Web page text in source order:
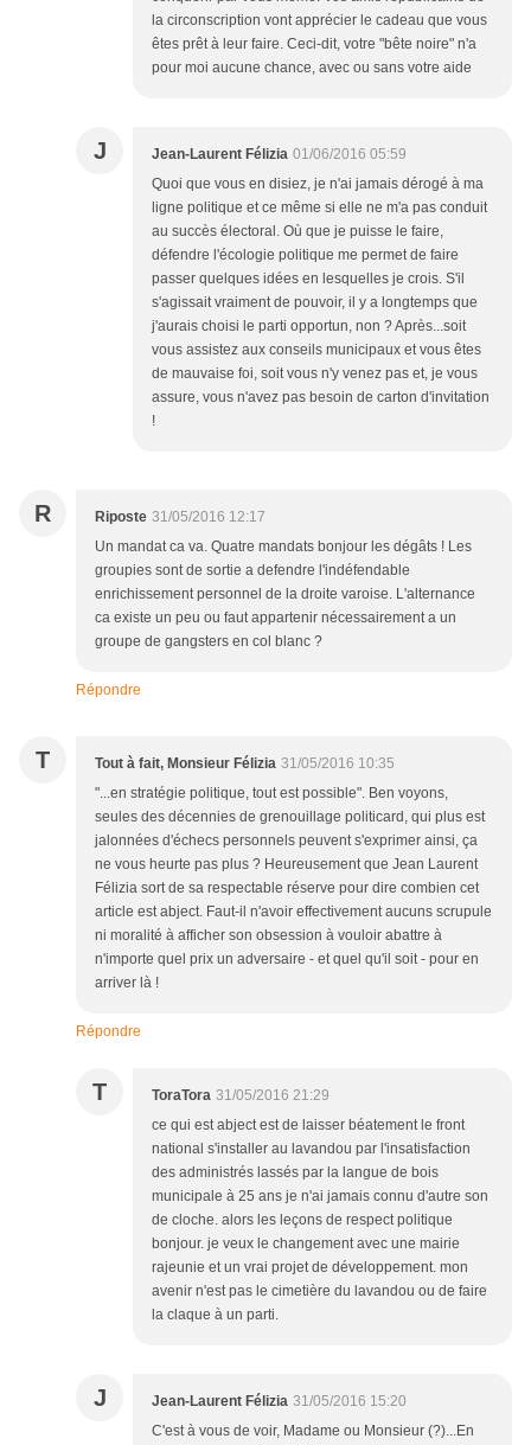
la circonscription vont apprécier le cadeau que vous
êtes prêt à leur faire. Ceci-dit, votre "bête noire" n'a
pour moi aucune chance, avec ou sans votre aide
J Jean-Laurent Félizia 01/06/2016 05:59
Quoi que vous en disiez, je n'ai jamais dérogé à ma
ligne politique et ce même si elle ne m'a pas conduit
au succès électoral. Où que je puisse le faire,
défendre l'écologie politique me permet de faire
passer quelques idées en lesquelles je crois. S'il
s'agissait vraiment de pouvoir, il y a longtemps que
j'aurais choisi le parti opportun, non ? Après...soit
vous assistez aux conseils municipaux et vous êtes
de mauvaise foi, soit vous n'y venez pas et, je vous
assure, vous n'avez pas besoin de carton d'invitation
!
R Riposte 31/05/2016 12:17
Un mandat ca va. Quatre mandats bonjour les dégâts ! Les
groupies sont de sortie a defendre l'indéfendable
enrichissement personnel de la droite varoise. L'alternance
ca existe un peu ou faut appartenir nécessairement a un
groupe de gangsters en col blanc ?
Répondre
T Tout à fait, Monsieur Félizia 31/05/2016 10:35
"...en stratégie politique, tout est possible". Ben voyons,
seules des décennies de grenouillage politicard, qui plus est
jalonnées d'échecs personnels peuvent s'exprimer ainsi, ça
ne vous heurte pas plus ? Heureusement que Jean Laurent
Félizia sort de sa respectable réserve pour dire combien cet
article est abject. Faut-il n'avoir effectivement aucuns scrupule
ni moralité à afficher son obsession à vouloir abattre à
n'importe quel prix un adversaire - et quel qu'il soit - pour en
arriver là !
Répondre
T ToraTora 31/05/2016 21:29
ce qui est abject est de laisser béatement le front
national s'installer au lavandou par l'insatisfaction
des administrés lassés par la langue de bois
municipale à 25 ans je n'ai jamais connu d'autre son
de cloche. alors les leçons de respect politique
bonjour. je veux le changement avec une mairie
rajeunie et un vrai projet de développement. mon
avenir n'est pas le cimetière du lavandou ou de faire
la claque à un parti.
J Jean-Laurent Félizia 31/05/2016 15:20
C'est à vous de voir, Madame ou Monsieur (?)...En